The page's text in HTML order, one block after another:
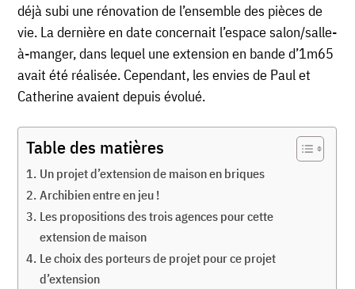
déjà subi une rénovation de l’ensemble des pièces de
vie. La dernière en date concernait l’espace salon/salle-
à-manger, dans lequel une extension en bande d’1m65
avait été réalisée. Cependant, les envies de Paul et
Catherine avaient depuis évolué.
Table des matières
Un projet d’extension de maison en briques
Archibien entre en jeu !
Les propositions des trois agences pour cette
extension de maison
Le choix des porteurs de projet pour ce projet
d’extension